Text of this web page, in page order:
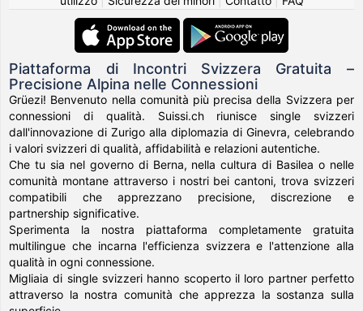
Piattaforma di Incontri Svizzera Gratuita –
Precisione Alpina nelle Connessioni
Grüezi! Benvenuto nella comunità più precisa della Svizzera per
connessioni di qualità. Suissi.ch riunisce single svizzeri
dall'innovazione di Zurigo alla diplomazia di Ginevra, celebrando
i valori svizzeri di qualità, affidabilità e relazioni autentiche.
Che tu sia nel governo di Berna, nella cultura di Basilea o nelle
comunità montane attraverso i nostri bei cantoni, trova svizzeri
compatibili che apprezzano precisione, discrezione e
partnership significative.
Sperimenta la nostra piattaforma completamente gratuita
multilingue che incarna l'efficienza svizzera e l'attenzione alla
qualità in ogni connessione.
Migliaia di single svizzeri hanno scoperto il loro partner perfetto
attraverso la nostra comunità che apprezza la sostanza sulla